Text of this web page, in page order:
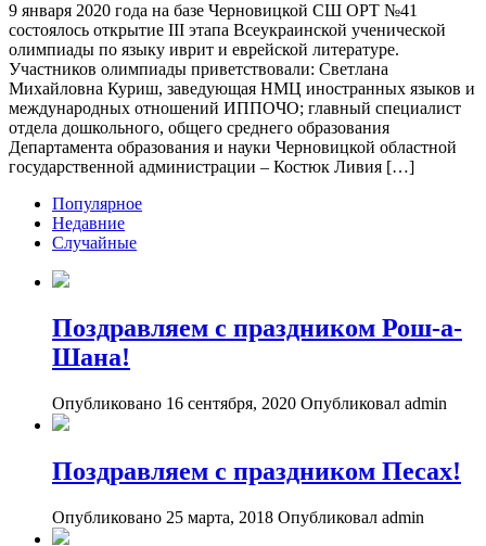
9 января 2020 года на базе Черновицкой СШ ОРТ №41
состоялось открытие ІІІ этапа Всеукраинской ученической
олимпиады по языку иврит и еврейской литературе.
Участников олимпиады приветствовали: Светлана
Михайловна Куриш, заведующая НМЦ иностранных языков и
международных отношений ИППОЧО; главный специалист
отдела дошкольного, общего среднего образования
Департамента образования и науки Черновицкой областной
государственной администрации – Костюк Ливия […]
Популярное
Недавние
Случайные
Поздравляем с праздником Рош-а-
Шана!
Опубликовано 16 сентября, 2020 Опубликовал admin
Поздравляем с праздником Песах!
Опубликовано 25 марта, 2018 Опубликовал admin